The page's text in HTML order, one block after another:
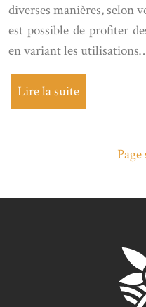
diverses manières, selon
est possible de profiter
en variant les
Lire la suite